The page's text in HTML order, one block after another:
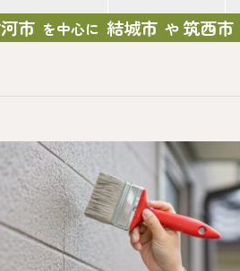
市 を中心に 結城市 や 筑西市